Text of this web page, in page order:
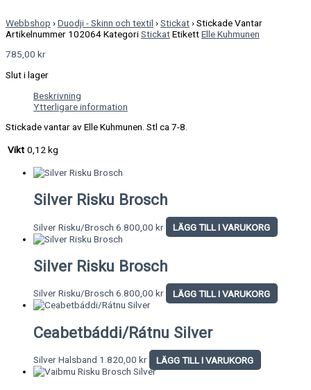
Webbshop ›Duodji - Skinn och textil ›Stickat›Stickade Vantar
Artikelnummer 102064KategoriStickatEtikettElle Kuhmunen
785,00 kr
Slut i lager
Beskrivning
Ytterligare information
Stickade vantar av Elle Kuhmunen. Stl ca 7-8.
Vikt 0,12 kg
Silver Risku Brosch
Silver Risku/Brosch 6.800,00 kr LÄGG TILL I VARUKORG
Silver Risku Brosch
Silver Risku/Brosch 6.800,00 kr LÄGG TILL I VARUKORG
Ceabetbáddi/Rátnu Silver
Silver Halsband 1.820,00 kr LÄGG TILL I VARUKORG